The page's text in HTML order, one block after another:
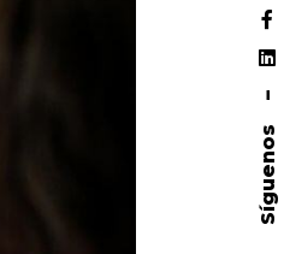
Síguenos